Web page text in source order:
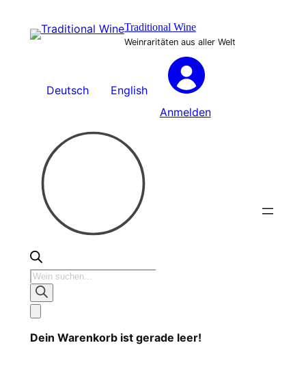
Inhalt
Traditional Wine
Weinraritäten aus aller Welt
Deutsch
English
Anmelden
Products
search
Dein Warenkorb ist gerade leer!